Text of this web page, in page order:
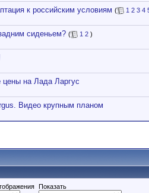
к российским условиям ( 1 2 3 4
сиденьем? ( 1 2 )
цены на Лада Ларгус
Видео крупным планом
Показать